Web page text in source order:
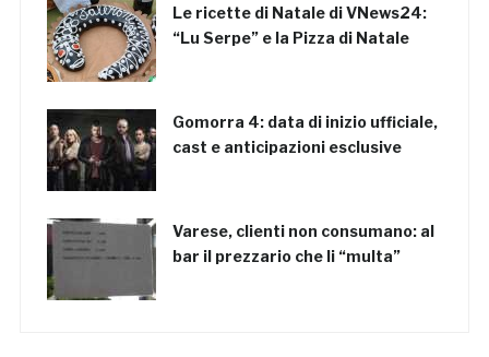
Le ricette di Natale di VNews24:
“Lu Serpe” e la Pizza di Natale
Gomorra 4: data di inizio ufficiale,
cast e anticipazioni esclusive
Varese, clienti non consumano: al
bar il prezzario che li “multa”